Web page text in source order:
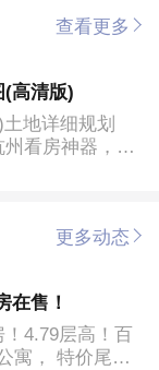
查看更多
(高清版)
地详细规划
看房神器，对
更多动态
在售！
4.79层高！百
寓， 特价尾房